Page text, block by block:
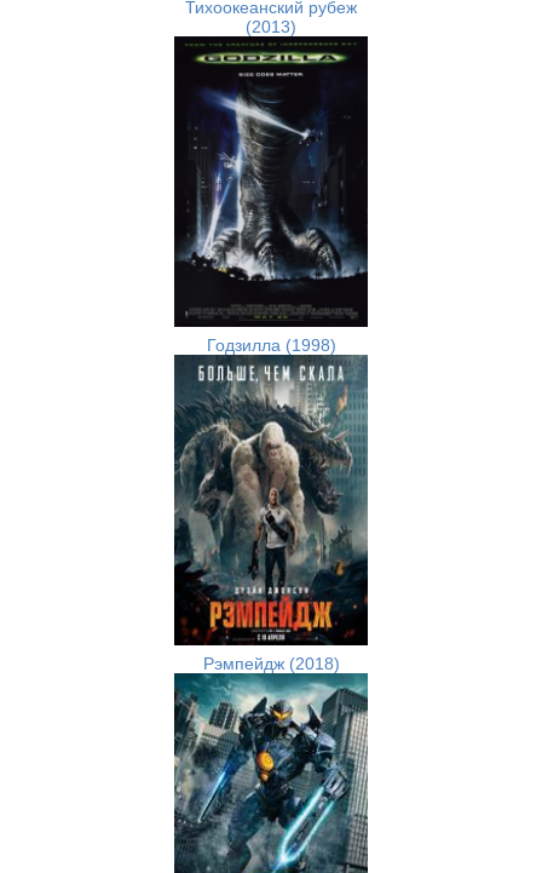
Тихоокеанский рубеж
(2013)
Годзилла (1998)
Рэмпейдж (2018)